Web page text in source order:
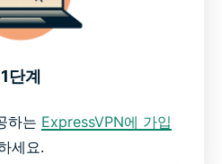
1단계
하는 ExpressVPN에 가입
세요.